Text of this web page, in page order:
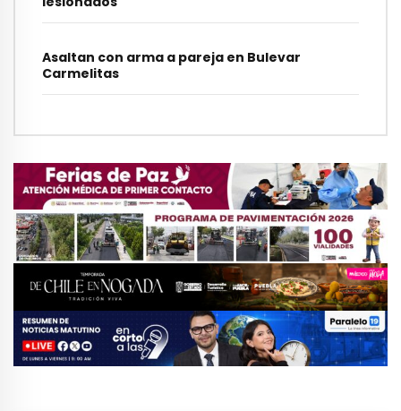
Asaltan con arma a pareja en Bulevar
Carmelitas